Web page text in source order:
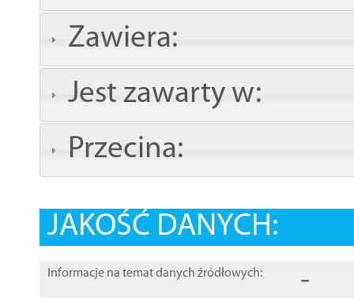
Zawiera:
Jest zawarty w:
Przecina:
JAKOŚĆ DANYCH:
Informacje na temat danych źródłowych: -